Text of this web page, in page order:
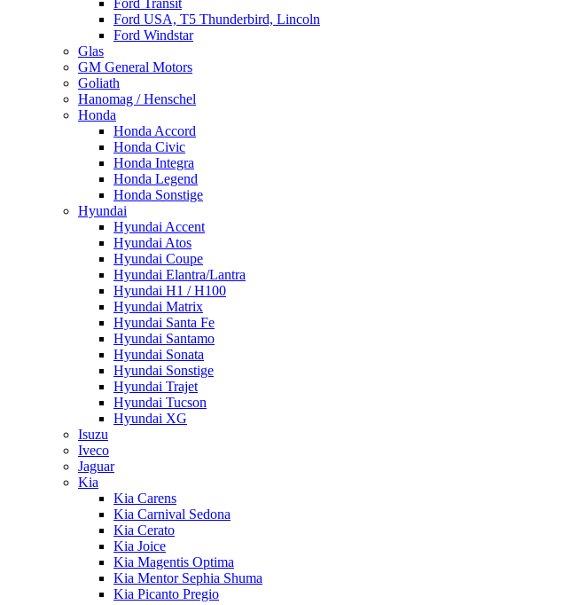
Ford Transit
Ford USA, T5 Thunderbird, Lincoln
Ford Windstar
Glas
GM General Motors
Goliath
Hanomag / Henschel
Honda
Honda Accord
Honda Civic
Honda Integra
Honda Legend
Honda Sonstige
Hyundai
Hyundai Accent
Hyundai Atos
Hyundai Coupe
Hyundai Elantra/Lantra
Hyundai H1 / H100
Hyundai Matrix
Hyundai Santa Fe
Hyundai Santamo
Hyundai Sonata
Hyundai Sonstige
Hyundai Trajet
Hyundai Tucson
Hyundai XG
Isuzu
Iveco
Jaguar
Kia
Kia Carens
Kia Carnival Sedona
Kia Cerato
Kia Joice
Kia Magentis Optima
Kia Mentor Sephia Shuma
Kia Picanto Pregio